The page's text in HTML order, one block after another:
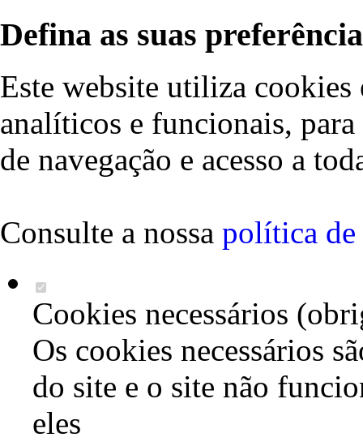
Defina as suas
Este website utiliza cookies
analíticos e funcionais,
de navegação e acesso a
Consulte a nossa política de
Cookies necessários
Os cookies necessários
do site e o site não
eles